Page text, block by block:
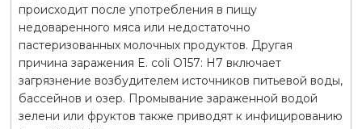
происходит после употребления в пищу
недоваренного мяса или недостаточно
пастеризованных молочных продуктов. Другая
причина заражения E. coli O157: H7 включает
загрязнение возбудителем источников питьевой воды,
бассейнов и озер. Промывание зараженной водой
зелени или фруктов также приводят к инфицированию